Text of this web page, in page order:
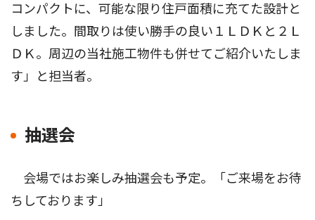
コンパクトに、可能な限り住戸面積に充てた設計と
しました。間取りは使い勝手の良い１ＬＤＫと２Ｌ
ＤＫ。周辺の当社施工物件も併せてご紹介いたしま
す」と担当者。
抽選会
会場ではお楽しみ抽選会も予定。「ご来場をお待
ちしております」